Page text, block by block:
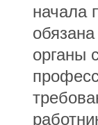
начала
органы